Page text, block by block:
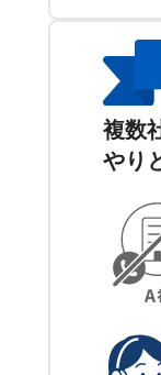
複数
やり